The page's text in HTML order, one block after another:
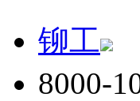
铆工
8000-